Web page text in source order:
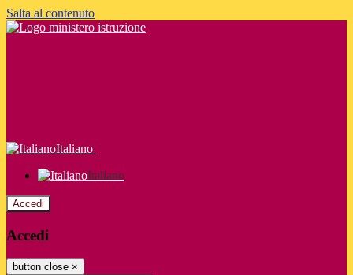
Salta al contenuto
Italiano
Italiano
Accedi
Accedi
button close ×